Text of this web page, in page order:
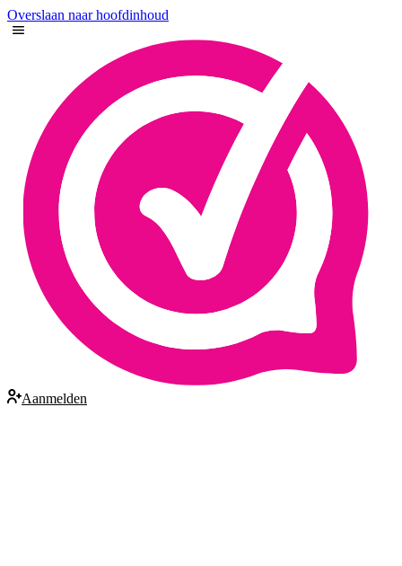
Overslaan naar hoofdinhoud
Aanmelden